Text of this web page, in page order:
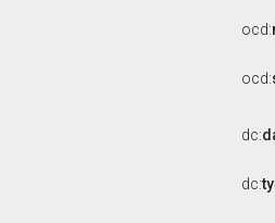
ocd:
ocd:
dc:
dc: